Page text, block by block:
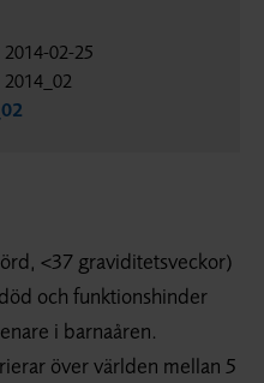
2014-02-25
2014_02
<37 graviditetsveckor)
och funktionshinder
i barnaåren.
över världen mellan 5